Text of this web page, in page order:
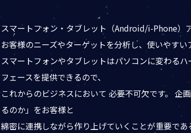
スマートフォン・タブレット（Android/i-Phone）
お客様のニーズやターゲットを分析し、使いやすい
スマートフォンやタブレットはパソコンに変わる
フェースを提供できるので、
これからのビジネスにおいて 必要不可欠です。 企
るのか」をお客様と
綿密に連携しながら作り上げていくことが重要であ